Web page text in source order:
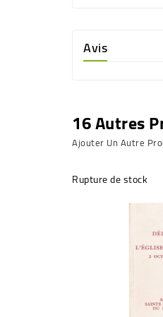
Avis
16 Autres
Ajouter Un Autre
Rupture de stock